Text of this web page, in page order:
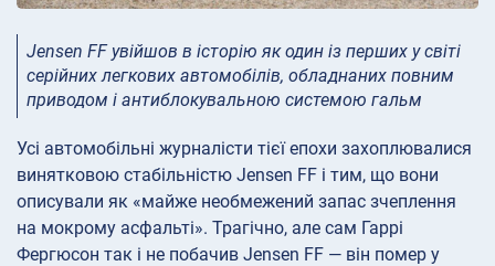
Jensen FF увійшов в історію як один із перших у світі
серійних легкових автомобілів, обладнаних повним
приводом і антиблокувальною системою гальм
Усі автомобільні журналісти тієї епохи захоплювалися
винятковою стабільністю Jensen FF і тим, що вони
описували як «майже необмежений запас зчеплення
на мокрому асфальті». Трагічно, але сам Гаррі
Фергюсон так і не побачив Jensen FF — він помер у